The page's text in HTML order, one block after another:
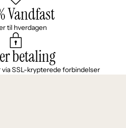
Vandfast
til hverdagen
betaling
SSL-krypterede forbindelser